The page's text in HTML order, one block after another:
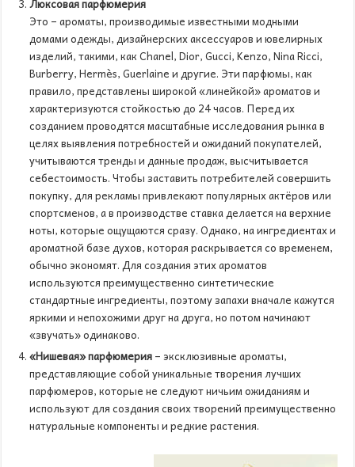
Люксовая парфюмерия
Это – ароматы, производимые известными модными
домами одежды, дизайнерских аксессуаров и ювелирных
изделий, такими, как Chanel, Dior, Gucci, Kenzo, Nina Ricci,
Burberry, Hermès, Guerlaine и другие. Эти парфюмы, как
правило, представлены широкой «линейкой» ароматов и
характеризуются стойкостью до 24 часов. Перед их
созданием проводятся масштабные исследования рынка в
целях выявления потребностей и ожиданий покупателей,
учитываются тренды и данные продаж, высчитывается
себестоимость. Чтобы заставить потребителей совершить
покупку, для рекламы привлекают популярных актёров или
спортсменов, а в производстве ставка делается на верхние
ноты, которые ощущаются сразу. Однако, на ингредиентах и
ароматной базе духов, которая раскрывается со временем,
обычно экономят. Для создания этих ароматов
используются преимущественно синтетические
стандартные ингредиенты, поэтому запахи вначале кажутся
яркими и непохожими друг на друга, но потом начинают
«звучать» одинаково.
«Нишевая» парфюмерия– эксклюзивные ароматы,
представляющие собой уникальные творения лучших
парфюмеров, которые не следуют ничьим ожиданиям и
используют для создания своих творений преимущественно
натуральные компоненты и редкие растения.